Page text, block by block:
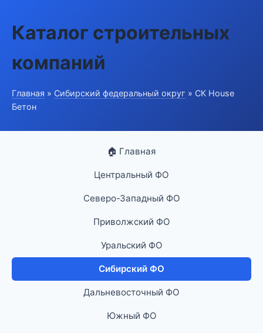
Каталог строительных
компаний
Главная » Сибирский федеральный округ » СК House
Бетон
🏠 Главная
Центральный ФО
Северо-Западный ФО
Приволжский ФО
Уральский ФО
Сибирский ФО
Дальневосточный ФО
Южный ФО